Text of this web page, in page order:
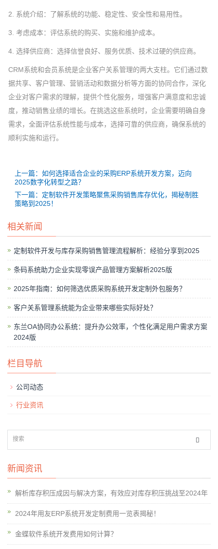
2. 系统介绍：了解系统的功能、稳定性、安全性和易用性。
3. 考虑成本：评估系统的购买、实施和维护成本。
4. 选择供应商：选择信誉良好、服务优质、技术过硬的供应商。
CRM系统和会员系统是企业客户关系管理的两大支柱。它们通过数
据共享、客户管理、营销活动和数据分析等方面的协同合作，深化
企业对客户需求的理解，提供个性化服务，增强客户满意度和忠诚
度，推动销售业绩的增长。在挑选这些系统时，企业需要明确自身
需求，全面评估系统性能与成本，选择可靠的供应商，确保系统的
顺利实施和运行。
上一篇：如何选择适合企业的采购ERP系统开发方案，迈向
2025数字化转型之路？
下一篇：定制软件开发策略聚焦采购销售库存优化，揭秘制胜
策略到2025！
相关新闻
定制软件开发与库存采购销售管理流程解析：经验分享到2025
条码系统助力企业实现零误产品管理方案解析2025版
2025年指南：如何筛选优质采购系统开发定制外包服务？
客户关系管理系统能为企业带来哪些实际好处？
东兰OA协同办公系统：提升办公效率，个性化满足用户需求方案
2024版
栏目导航
公司动态
行业资讯
新闻资讯
解析库存积压成因与解决方案，有效应对库存积压挑战至2024年
2024年用友ERP系统开发定制费用一览表揭秘！
金蝶软件系统开发费用如何计算？